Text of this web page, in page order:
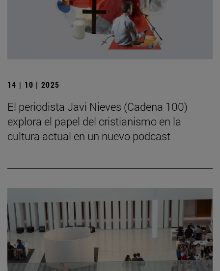
14 | 10 | 2025
El periodista Javi Nieves (Cadena 100)
explora el papel del cristianismo en la
cultura actual en un nuevo podcast